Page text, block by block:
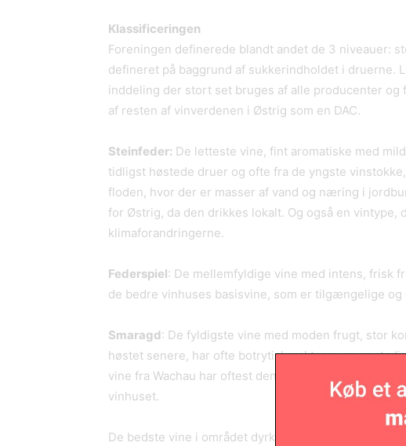
Klassificeringen
Foreningen definerede blandt andet de 3 niveauer:
defineret på baggrund af sukkerindholdet i druerne.
inddeling der stort set bruges af alle producenter
af resten af vinverdenen i Østrig som en DAC.
Steinfeder: De letteste vine, fint aromatiske med
tidligst høstede druer og ofte fra de yngste
floden, hvor der er masser af vand og næring i
for Østrig, da den drikkes lokalt. Og også en
klimaforandringerne.
Federspiel: De mellemfyldige vine med intens, frisk
de bedre vinhuses basisvine, som er tilgængelige og
Smaragd: De fyldigste vine med moden frugt, stor
høstet senere, har ofte botrytiskarakter, men er
vine fra Wachau har oftest denne betegnelse, men
vinhuset.
De bedste vine i området dyrkes på stejle terrasser,